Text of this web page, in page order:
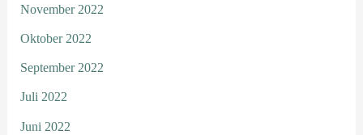
November 2022
Oktober 2022
September 2022
Juli 2022
Juni 2022